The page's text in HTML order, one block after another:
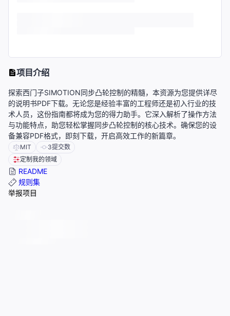
项目介绍
探索西门子SIMOTION同步凸轮控制的精髓，本资源为您提供详尽
的说明书PDF下载。无论您是经验丰富的工程师还是初入行业的技
术人员，这份指南都将成为您的得力助手。它深入解析了操作方法
与功能特点，助您轻松掌握同步凸轮控制的核心技术。确保您的设
备兼容PDF格式，即刻下载，开启高效工作的新篇章。
MIT 3提交数
定制我的领域
README
规则集
举报项目